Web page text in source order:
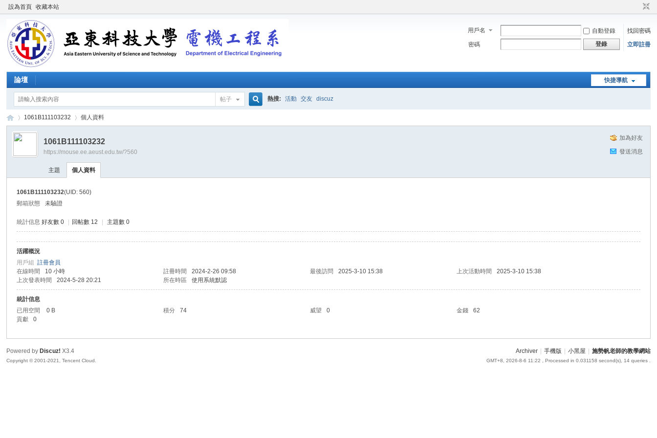
設為首頁 收藏本站
用戶名 自動登錄
找回密碼
密碼
登錄 立即註冊
快捷導航
論壇
帖子 熱搜: 活動 交友 discuz
帆
›
1061B111103232 個人資料
加為好友
發送消息
1061B111103232
https://mouse.ee.aeust.edu.tw/?560
主題 個人資料
1061B111103232(UID: 560)
郵箱狀態
未驗證
統計信息 好友數 0 回帖數 12 主題數 0
活躍概況
用戶組註冊會員
在線時間
10 小時 註冊時間 2024-2-26 09:58 最後訪問 2025-3-10 15:38 上次活動時間
2025-3-10 15:38
上次發表時間
2024-5-28 20:21 所在時區 使用系統默認
統計信息
已用空間
0 B 積分 74 威望 0 金錢
62
貢獻
0
Archiver 手機版 小黑屋 施勢帆老師的教學網站
GMT+8, 2026-8-6 11:22 , Processed in 0.031158 second(s), 14 queries .
Powered by Discuz! X3.4
Copyright © 2001-2021, Tencent Cloud.